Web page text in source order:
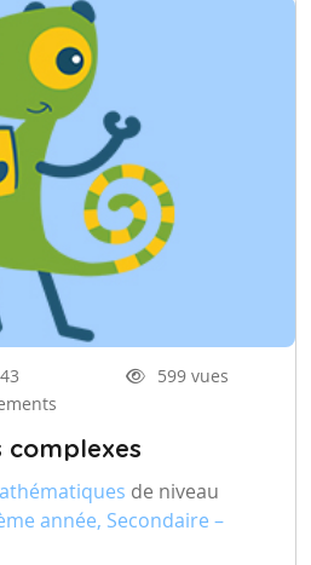
599 vues
complexes
de niveau
année, Secondaire –